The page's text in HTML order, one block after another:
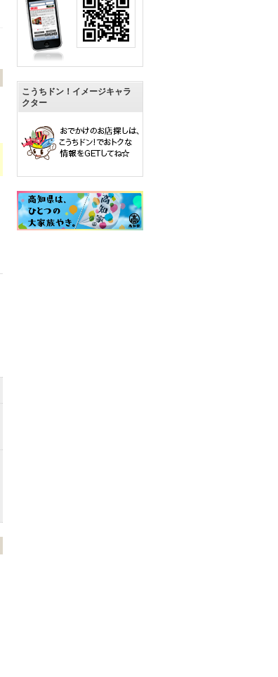
こうちドン！イメージキャラ
クター